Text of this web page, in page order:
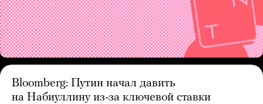
Bloomberg: Путин начал давить
на Набиуллину из-за ключевой ставки